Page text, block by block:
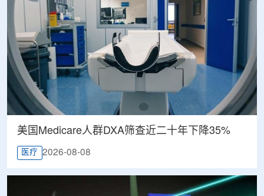
美国Medicare人群DXA筛查近二十年下降35%
医疗 2026-08-08